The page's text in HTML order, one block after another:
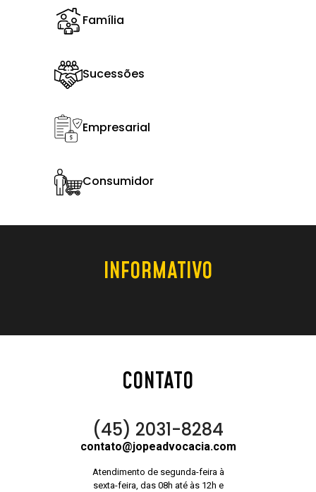
Família
Sucessões
Empresarial
Consumidor
INFORMATIVO
CONTATO
(45) 2031-8284
contato@jopeadvocacia.com
Atendimento de segunda-feira à
sexta-feira, das 08h até às 12h e